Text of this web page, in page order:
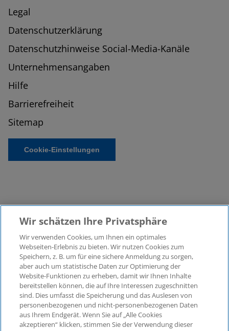
Legal
Datenschutzerklärung
Datenschutzhinweise Social-Media-Kanäle
Unternehmensangaben
Hilfe
Barrierefreiheit
Sitemap
Cookie-Einstellungen
©2026 KPMG Law Rechtsanwaltsgesellschaft mbH,
assoziiert mit der KPMG AG
Wirtschaftsprüfungsgesellschaft, einer
Aktiengesellschaft nach deutschem Recht und ein
Mitglied der globalen KPMG-Organisation
unabhängiger Mitgliedsfirmen, die KPMG International
Limited, einer Private English Company Limited by
Guarantee, angeschlossen sind. Alle Rechte
Wir schätzen Ihre Privatsphäre
Wir verwenden Cookies, um Ihnen ein optimales
Webseiten-Erlebnis zu bieten. Wir nutzen Cookies zum
Speichern, z. B. um für eine sichere Anmeldung zu sorgen,
aber auch um statistische Daten zur Optimierung der
Website-Funktionen zu erheben, damit wir Ihnen Inhalte
bereitstellen können, die auf Ihre Interessen zugeschnitten
sind. Dies umfasst die Speicherung und das Auslesen von
personenbezogenen und nicht-personenbezogenen Daten
aus Ihrem Endgerät. Wenn Sie auf „Alle Cookies
akzeptieren“ klicken, stimmen Sie der Verwendung dieser